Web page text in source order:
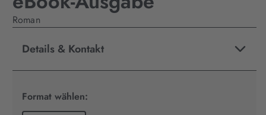
Roman
Details & Kontakt
Format wählen: